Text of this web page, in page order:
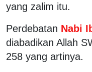
yang zalim itu.
Perdebatan Nabi
diabadikan Allah
258 yang artinya.